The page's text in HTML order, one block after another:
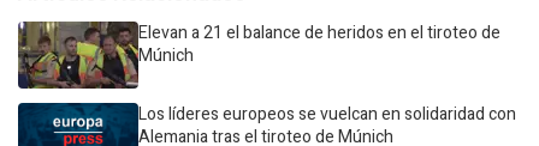
Elevan a 21 el balance de heridos en el tiroteo de
Múnich
Los líderes europeos se vuelcan en solidaridad con
Alemania tras el tiroteo de Múnich